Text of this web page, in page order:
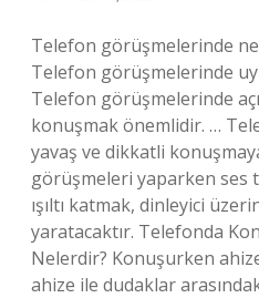
Telefon görüşmelerinde
Telefon görüşmelerinde
Telefon görüşmelerinde
konuşmak önemlidir. …
yavaş ve dikkatli
görüşmeleri yaparken ses
ışıltı katmak, dinleyici
yaratacaktır. Telefonda
Nelerdir? Konuşurken
ahize ile dudaklar